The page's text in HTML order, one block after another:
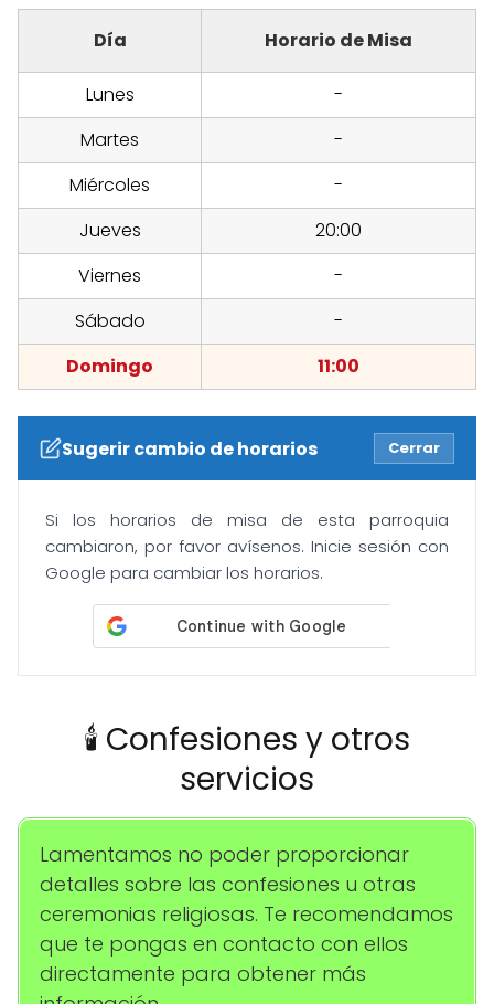
Día Horario de Misa
Lunes
-
Martes
-
Miércoles
-
Jueves
20:00
Viernes
-
Sábado
-
Domingo
11:00
Sugerir cambio de horarios Cerrar
Si los horarios de misa de esta parroquia
cambiaron, por favor avísenos. Inicie sesión con
Google para cambiar los horarios.
🕯️ Confesiones y otros
servicios
Lamentamos no poder proporcionar
detalles sobre las confesiones u otras
ceremonias religiosas. Te recomendamos
que te pongas en contacto con ellos
directamente para obtener más